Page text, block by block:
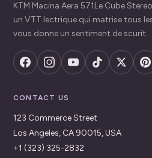
KTM Macina Aera 571Le Cube
un VTT lectrique qui matrise tous
vous donne un sentiment de scurit.
CONTACT US
123 Commerce Street
Los Angeles, CA 90015, USA
+1 (323) 325-2832